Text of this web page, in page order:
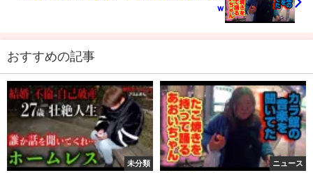
ｗ
おすすめの記事
未分類 ニュース